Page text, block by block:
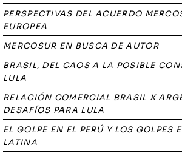
PERSPECTIVAS DEL ACUERDO
EUROPEA
MERCOSUR EN BUSCA DE AUTOR
BRASIL, DEL CAOS A LA POSIBLE
LULA
RELACIÓN COMERCIAL BRASIL X
DESAFÍOS PARA LULA
EL GOLPE EN EL PERÚ Y LOS GOLPES
LATINA